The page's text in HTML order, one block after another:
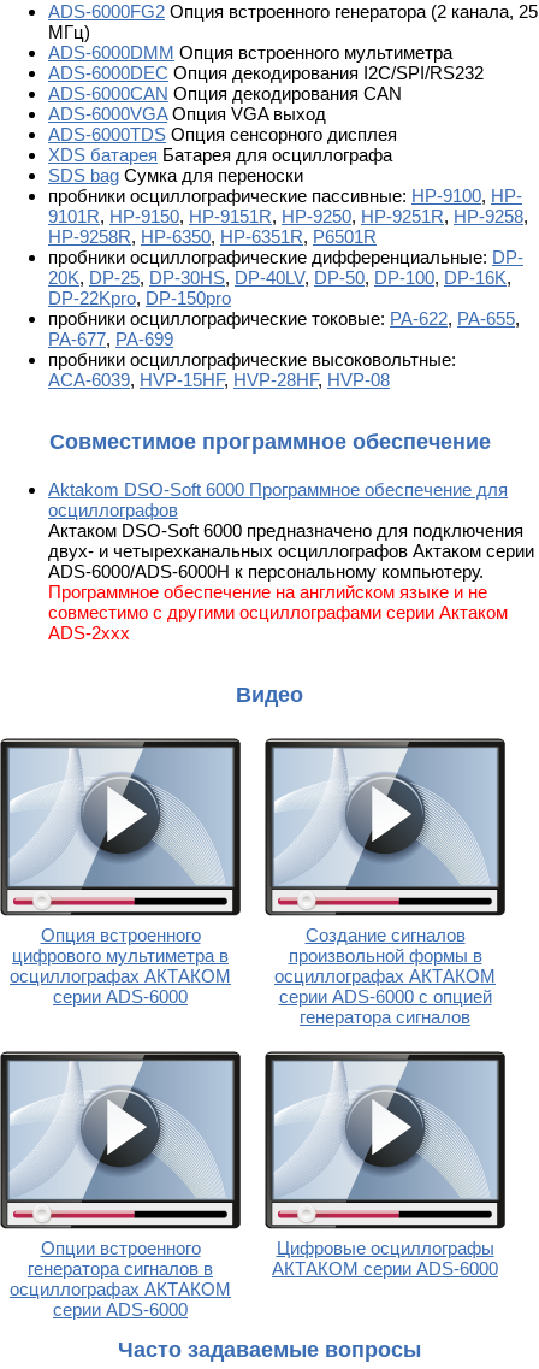
ADS-6000FG2 Опция встроенного генератора (2 канала, 25
МГц)
ADS-6000DMM Опция встроенного мультиметра
ADS-6000DEC Опция декодирования I2C/SPI/RS232
ADS-6000CAN Опция декодирования CAN
ADS-6000VGAОпция VGA выход
ADS-6000TDS Опция сенсорного дисплея
XDS батарея Батарея для осциллографа
SDS bag Cумка для переноски
пробники осциллографические пассивные: HP-9100, HP-
9101R, HP-9150, HP-9151R, HP-9250, HP-9251R, HP-9258,
HP-9258R, HP-6350, HP-6351R, P6501R
пробники осциллографические дифференциальные: DP-
20K, DP-25, DP-30HS, DP-40LV, DP-50, DP-100, DP-16K,
DP-22Kpro, DP-150pro
пробники осциллографические токовые: PA-622, PA-655,
PA-677, PA-699
пробники осциллографические высоковольтные:
АСА-6039, HVP-15HF, HVP-28HF, HVP-08
Совместимое программное обеспечение
Aktakom DSO-Soft 6000 Программное обеспечение для
осциллографов
Актаком DSO-Soft 6000 предназначено для подключения
двух- и четырехканальных осциллографов Актаком серии
ADS-6000/ADS-6000H к персональному компьютеру.
Программное обеспечение на английском языке и не
совместимо с другими осциллографами серии Актаком
ADS-2xxx
Видео
Опция встроенного
цифрового мультиметра в
осциллографах АКТАКОМ
серии ADS-6000
Создание сигналов
произвольной формы в
осциллографах АКТАКОМ
серии ADS-6000 с опцией
генератора сигналов
Опции встроенного
генератора сигналов в
осциллографах АКТАКОМ
серии ADS-6000
Цифровые осциллографы
АКТАКОМ серии ADS-6000
Часто задаваемые вопросы